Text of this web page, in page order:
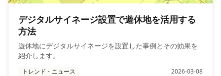
デジタルサイネージ設置で遊休地を活用する
方法
遊休地にデジタルサイネージを設置した事例とその効果を
紹介します。
トレンド・ニュース 2026-03-08